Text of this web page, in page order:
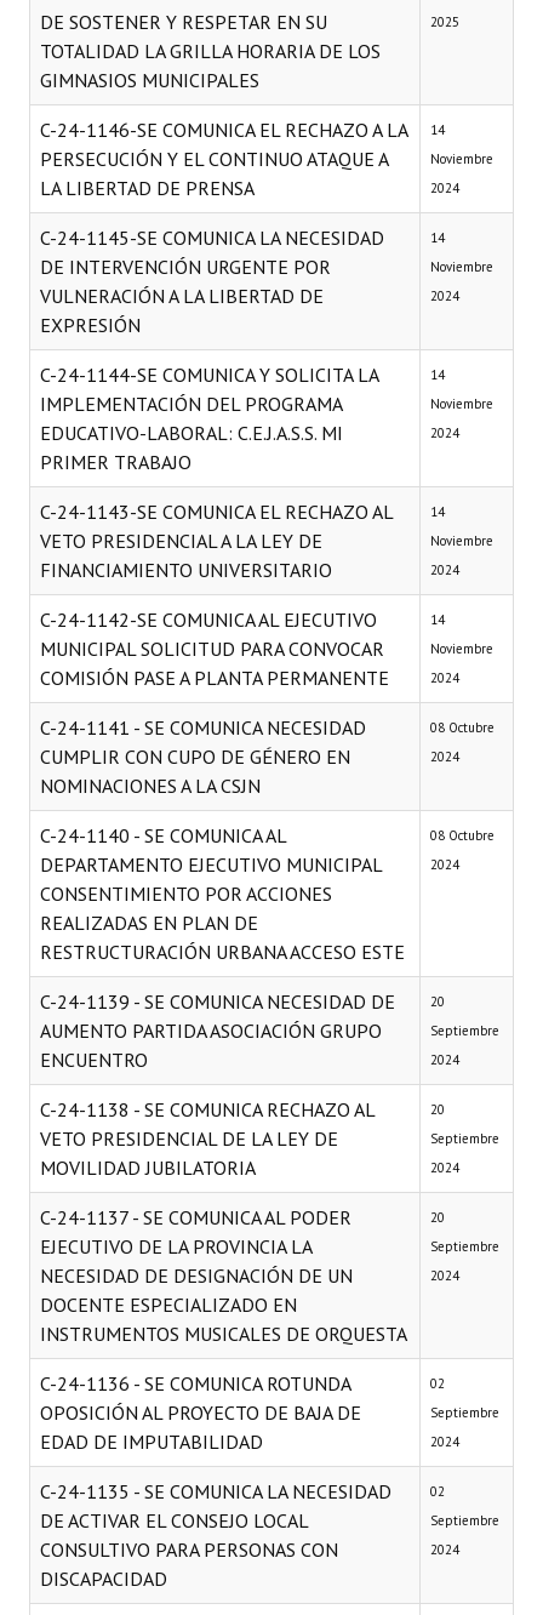
DE SOSTENER Y RESPETAR EN SU
TOTALIDAD LA GRILLA HORARIA DE LOS
GIMNASIOS MUNICIPALES
2025
C-24-1146-SE COMUNICA EL RECHAZO A LA
PERSECUCIÓN Y EL CONTINUO ATAQUE A
LA LIBERTAD DE PRENSA
14
Noviembre
2024
C-24-1145-SE COMUNICA LA NECESIDAD
DE INTERVENCIÓN URGENTE POR
VULNERACIÓN A LA LIBERTAD DE
EXPRESIÓN
14
Noviembre
2024
C-24-1144-SE COMUNICA Y SOLICITA LA
IMPLEMENTACIÓN DEL PROGRAMA
EDUCATIVO-LABORAL: C.E.J.A.S.S. MI
PRIMER TRABAJO
14
Noviembre
2024
C-24-1143-SE COMUNICA EL RECHAZO AL
VETO PRESIDENCIAL A LA LEY DE
FINANCIAMIENTO UNIVERSITARIO
14
Noviembre
2024
C-24-1142-SE COMUNICA AL EJECUTIVO
MUNICIPAL SOLICITUD PARA CONVOCAR
COMISIÓN PASE A PLANTA PERMANENTE
14
Noviembre
2024
C-24-1141 - SE COMUNICA NECESIDAD
CUMPLIR CON CUPO DE GÉNERO EN
NOMINACIONES A LA CSJN
08 Octubre
2024
C-24-1140 - SE COMUNICA AL
DEPARTAMENTO EJECUTIVO MUNICIPAL
CONSENTIMIENTO POR ACCIONES
REALIZADAS EN PLAN DE
RESTRUCTURACIÓN URBANA ACCESO ESTE
08 Octubre
2024
C-24-1139 - SE COMUNICA NECESIDAD DE
AUMENTO PARTIDA ASOCIACIÓN GRUPO
ENCUENTRO
20
Septiembre
2024
C-24-1138 - SE COMUNICA RECHAZO AL
VETO PRESIDENCIAL DE LA LEY DE
MOVILIDAD JUBILATORIA
20
Septiembre
2024
C-24-1137 - SE COMUNICA AL PODER
EJECUTIVO DE LA PROVINCIA LA
NECESIDAD DE DESIGNACIÓN DE UN
DOCENTE ESPECIALIZADO EN
INSTRUMENTOS MUSICALES DE ORQUESTA
20
Septiembre
2024
C-24-1136 - SE COMUNICA ROTUNDA
OPOSICIÓN AL PROYECTO DE BAJA DE
EDAD DE IMPUTABILIDAD
02
Septiembre
2024
C-24-1135 - SE COMUNICA LA NECESIDAD
DE ACTIVAR EL CONSEJO LOCAL
CONSULTIVO PARA PERSONAS CON
DISCAPACIDAD
02
Septiembre
2024